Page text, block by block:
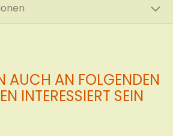
AUCH AN FOLGENDEN
INTERESSIERT SEIN